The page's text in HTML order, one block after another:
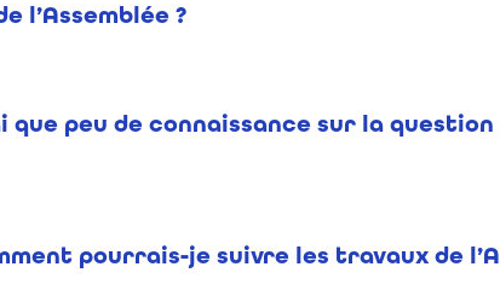
l’Assemblée ?
que peu de connaissance sur la
pourrais-je suivre les travaux de